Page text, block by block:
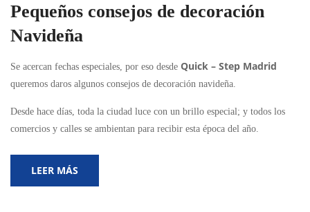
Pequeños consejos de decoración
Navideña
Se acercan fechas especiales, por eso desde Quick – Step Madrid
queremos daros algunos consejos de decoración navideña.
Desde hace días, toda la ciudad luce con un brillo especial; y todos los
comercios y calles se ambientan para recibir esta época del año.
LEER MÁS